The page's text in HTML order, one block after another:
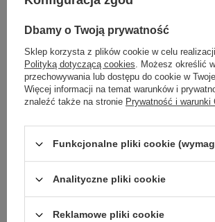
ecru
XL 2016103434725
ZALOGUJ SIĘ I ZOBACZ
Masz pytanie? Chętnie pomożemy.
Dbamy o Twoją prywatność
Sklep korzysta z plików cookie w celu
Polityką dotyczącą cookies. Możesz określić
przechowywania lub dostępu do cookie w
Więcej informacji na temat warunków i
znaleźć także na stronie Prywatność i warunki
Funkcjonalne pliki cookie
Analityczne pliki cookie
Reklamowe pliki cookie